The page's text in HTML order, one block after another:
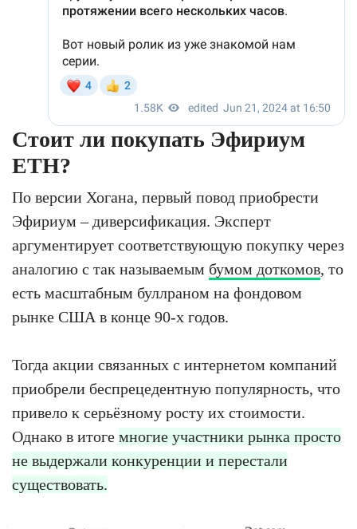
Стоит ли покупать Эфириум
ETH?
По версии Хогана, первый повод приобрести
Эфириум – диверсификация. Эксперт
аргументирует соответствующую покупку через
аналогию с так называемым бумом доткомов, то
есть масштабным буллраном на фондовом
рынке США в конце 90-х годов.
Тогда акции связанных с интернетом компаний
приобрели беспрецедентную популярность, что
привело к серьёзному росту их стоимости.
Однако в итоге многие участники рынка просто
не выдержали конкуренции и перестали
существовать.